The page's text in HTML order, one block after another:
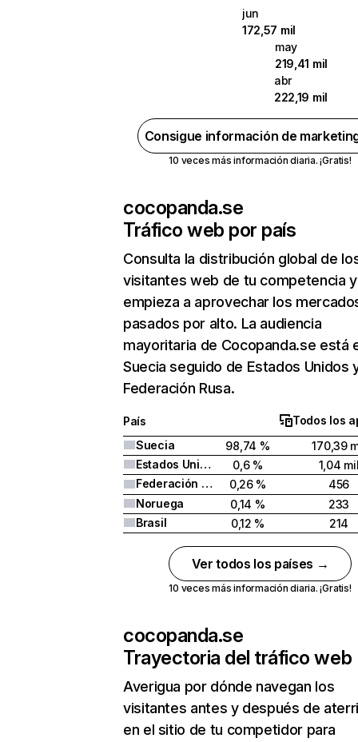
jun
172,57 mil
may
219,41 mil
abr
222,19 mil
Consigue información de
10 veces más información diaria. ¡Gratis!
cocopanda.se
Tráfico web por país
Consulta la distribución global de
visitantes web de tu competencia y
empieza a aprovechar los
pasados por alto. La audiencia
mayoritaria de Cocopanda.se está
Suecia seguido de Estados Unidos
Federación Rusa.
País
Todos los
Suecia
98,74 %
170,39
Estados Unidos
0,6 %
1,04
Federación Rusa
0,26 %
456
Noruega
0,14 %
233
Brasil
0,12 % 214
Ver todos los países →
10 veces más información diaria. ¡Gratis!
cocopanda.se
Trayectoria del tráfico web
Averigua por dónde navegan los
visitantes antes y después de
en el sitio de tu competidor para